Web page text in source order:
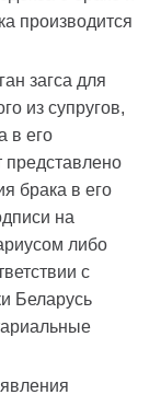
производится
загса для
из супругов,
в его
представлено
брака в его
на
либо
с
Беларусь